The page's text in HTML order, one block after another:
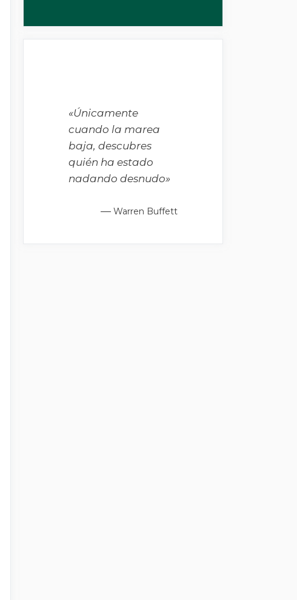
«Únicamente
cuando la marea
baja, descubres
quién ha estado
nadando desnudo»
— Warren Buffett